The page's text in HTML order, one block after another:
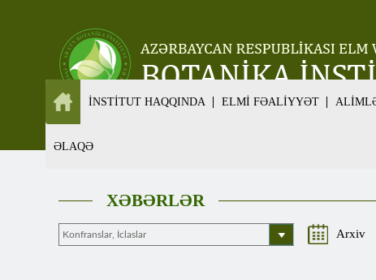
İNSTİTUT HAQQINDA ELMİ FƏALİYYƏT
ƏLAQƏ
XƏBƏRLƏR
Arxiv